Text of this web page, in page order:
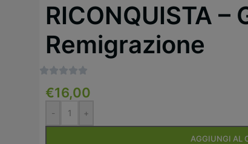
RICONQUISTA –
Remigrazione
€16,00
- +
AGGIUNGI AL